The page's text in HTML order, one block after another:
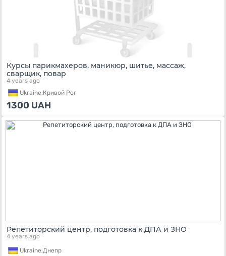
Курсы парикмахеров, маникюр, шитье, массаж,
сварщик, повар
4 years ago
Ukraine,Кривой Рог
1300 UAH
Репетиторский центр, подготовка к ДПА и ЗНО
4 years ago
Ukraine,Днепр